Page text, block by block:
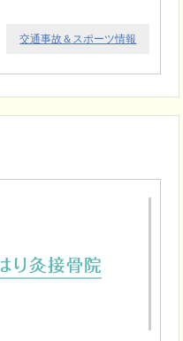
交通事故＆スポーツ情報